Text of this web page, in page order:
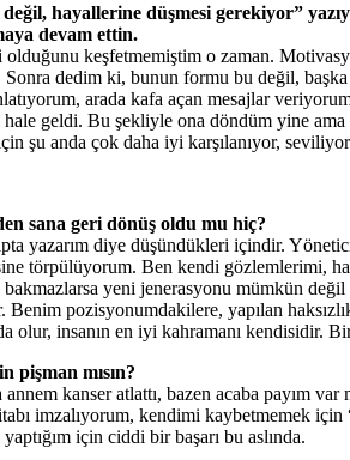
hayallerine düşmesi gerekiyor”
devam ettin.
keşfetmemiştim o zaman.
dedim ki, bunun formu bu değil,
arada kafa açan mesajlar
hale geldi. Bu şekliyle ona döndüm yine
şu anda çok daha iyi karşılanıyor,
sana geri dönüş oldu mu hiç?
yazarım diye düşündükleri içindir.
törpülüyorum. Ben kendi gözlemlerimi,
yeni jenerasyonu mümkün
pozisyonumdakilere, yapılan
olur, insanın en iyi kahramanı kendisidir.
pişman mısın?
kanser atlattı, bazen acaba payım
imzalıyorum, kendimi kaybetmemek
için ciddi bir başarı bu aslında.